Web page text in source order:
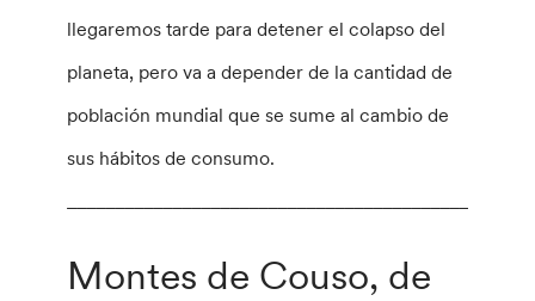
llegaremos tarde para detener el colapso del
planeta, pero va a depender de la cantidad de
población mundial que se sume al cambio de
sus hábitos de consumo.
Montes de Couso, de